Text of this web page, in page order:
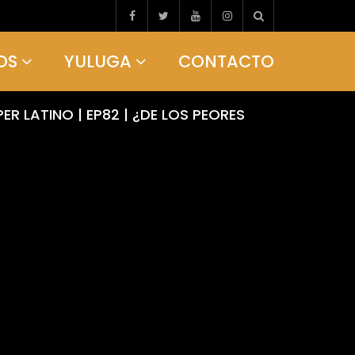
YULUGA CONTACTO
LATINO | EP82 | ¿DE LOS PEORES